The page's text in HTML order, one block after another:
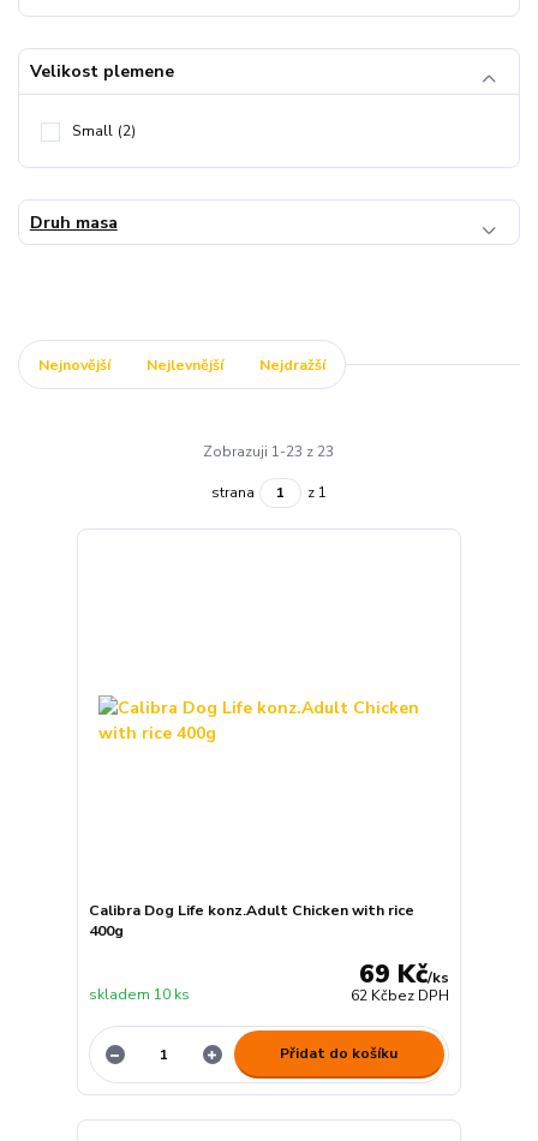
Velikost plemene
Small (2)
Druh masa
Nejnovější Nejlevnější Nejdražší
Zobrazuji 1-23 z 23
strana z 1
Calibra Dog Life konz.Adult Chicken with rice
400g
69 Kč/ks
62 Kčbez DPH
skladem 10 ks
Přidat do košíku